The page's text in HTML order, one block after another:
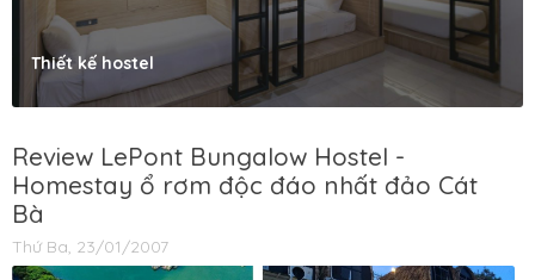
Thiết kế hostel
Review LePont Bungalow Hostel -
Homestay ổ rơm độc đáo nhất đảo Cát
Bà
Thứ Ba, 23/01/2007